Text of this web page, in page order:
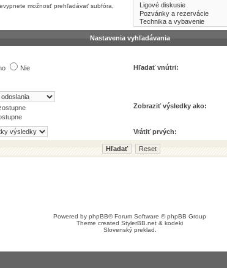
možnosť prehľadávať subfóra,
Nastavenia vyhľadávania
Nie Hľadať vnútri:
Zobraziť výsledky ako:
Vrátiť prvých:
Powered by phpBB® Forum Software © phpBB Group
Theme created StylerBB.net & kodeki
Slovenský preklad